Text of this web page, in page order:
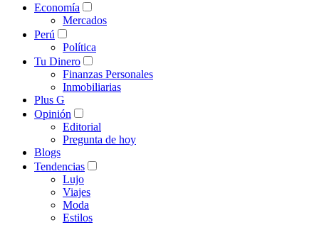
Economía
Mercados
Perú
Política
Tu Dinero
Finanzas Personales
Inmobiliarias
Plus G
Opinión
Editorial
Pregunta de hoy
Blogs
Tendencias
Lujo
Viajes
Moda
Estilos